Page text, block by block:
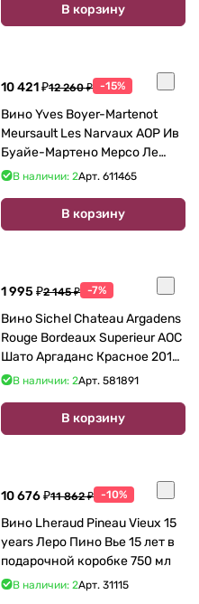
В корзину
10 421 ₽12 260 ₽ -15%
Вино Yves Boyer-Martenot
Meursault Les Narvaux AOP Ив
Буайе-Мартено Мерсо Ле
Нарво 2018 750 мл 13%
В наличии: 2Арт. 611465
В корзину
1 995 ₽2 145 ₽ -7%
Вино Sichel Chateau Argadens
Rouge Bordeaux Superieur AOC
Шато Аргаданс Красное 2016
750 мл
В наличии: 2Арт. 581891
В корзину
10 676 ₽11 862 ₽ -10%
Вино Lheraud Pineau Vieux 15
years Леро Пино Вье 15 лет в
подарочной коробке 750 мл
В наличии: 2Арт. 31115